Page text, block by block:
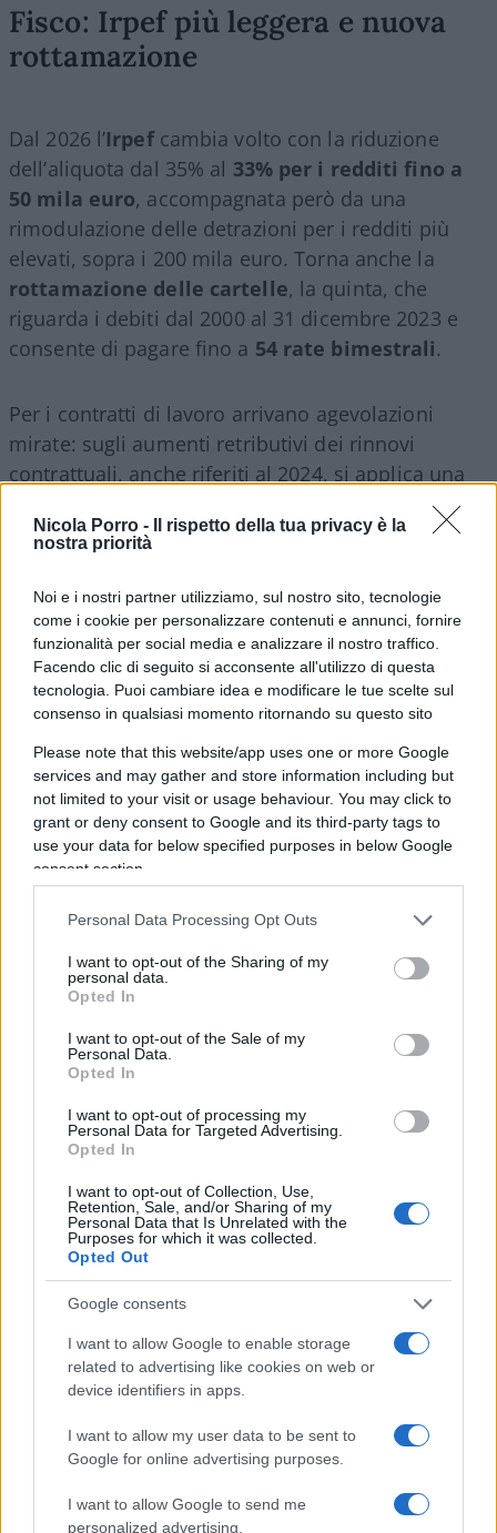
Nicola Porro -
Il rispetto della tua privacy è la
nostra priorità
Noi e i nostri partner utilizziamo, sul nostro sito, tecnologie
come i cookie per personalizzare contenuti e annunci, fornire
funzionalità per social media e analizzare il nostro traffico.
Facendo clic di seguito si acconsente all'utilizzo di questa
tecnologia. Puoi cambiare idea e modificare le tue scelte sul
consenso in qualsiasi momento ritornando su questo sito
Please note that this website/app uses one or more Google
services and may gather and store information including but
not limited to your visit or usage behaviour. You may click to
grant or deny consent to Google and its third-party tags to
use your data for below specified purposes in below Google
consent section.
Personal Data Processing Opt Outs
I want to opt-out of the Sharing of my
personal data.
Opted In
I want to opt-out of the Sale of my
Personal Data.
Opted In
I want to opt-out of processing my
Personal Data for Targeted Advertising.
Opted In
I want to opt-out of Collection, Use,
Retention, Sale, and/or Sharing of my
Personal Data that Is Unrelated with the
Purposes for which it was collected.
Opted Out
Google consents
I want to allow Google to enable storage
related to advertising like cookies on web or
device identifiers in apps.
I want to allow my user data to be sent to
Google for online advertising purposes.
I want to allow Google to send me
personalized advertising.
Fisco: Irpef più leggera e nuova
rottamazione
Dal 2026 l’Irpefcambia volto con la riduzione
dell’aliquota dal 35% al 33% per i redditi fino a
50 mila euro, accompagnata però da una
rimodulazione delle detrazioni per i redditi più
elevati, sopra i 200 mila euro. Torna anche la
rottamazione delle cartelle, la quinta, che
riguarda i debiti dal 2000 al 31 dicembre 2023 e
consente di pagare fino a 54 rate bimestrali.
Per i contratti di lavoro arrivano agevolazioni
mirate: sugli aumenti retributivi dei rinnovi
contrattuali, anche riferiti al 2024, si applica una
, ma solo per chi ha redditi fino a 33
mila euro. Ipremi di produttivitàscendono
bonus mamma, che arriva a 60 euro mensili per
le lavoratrici con Isee fino a 40 mila euro e
almeno due figli, mentre per le assunzioni di
donne con tre o più figli è previsto un esonero
contributivo di 24 mesi. Cambiano anche le regole
Isee per le famiglie numerose e, dal 2026, per gli
autonomi debutta unaritenuta d’acconto
dell’1%nelle fatture tra imprese e professionisti.
Lavoro e pensioni: requisiti più
alti e novità per i giovani
La manovra conferma che si andrà in
pensione
viene diluito in due anni ma porta comunque a un
innalzamento dei requisiti: la pensione di
vecchiaia richiederà 67 anni e tre mesi nel 2028
Anche la pensione anticipata diventa più lontana,
La stretta colpisce anche i lavoratori più giovani,
perché viene cancellata la possibilità di cumulare
contributi Inps e previdenza integrativa per
l’uscita a 64 anni. Cambia però il meccanismo del
: dal primo luglio, per i neoassunti, il
automaticamente nel fondo pensione di categoria,
salvo esplicita rinuncia entro 60 giorni.